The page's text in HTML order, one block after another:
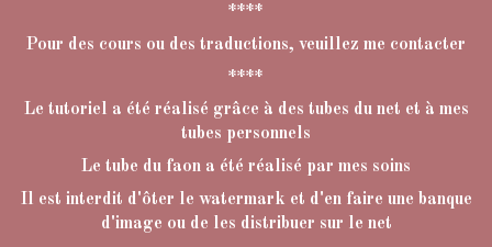
****
Pour des cours ou des traductions, veuillez me contacter
****
Le tutoriel a été réalisé grâce à des tubes du net et à mes
tubes personnels
Le tube du faon a été réalisé par mes soins
Il est interdit d'ôter le watermark et d'en faire une banque
d'image ou de les distribuer sur le net